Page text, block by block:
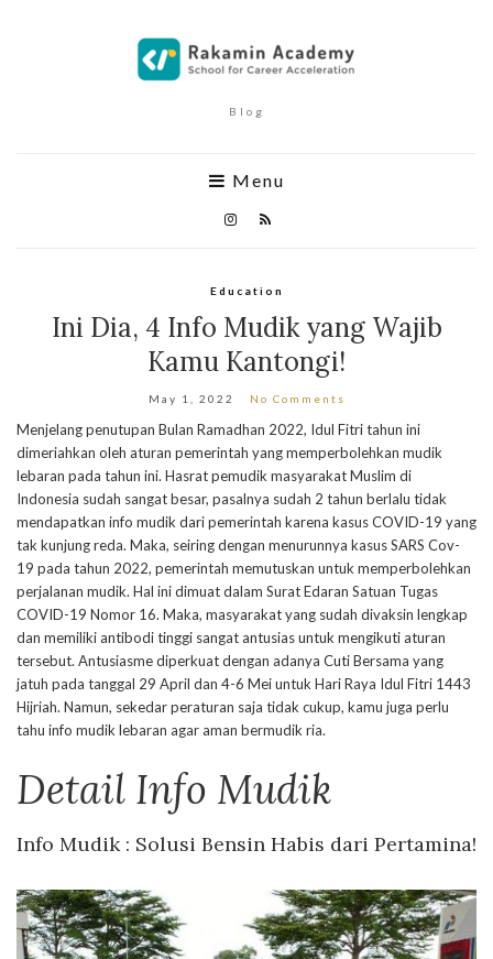
Blog
Menu
Education
Ini Dia, 4 Info Mudik yang Wajib
Kamu Kantongi!
May 1, 2022 No Comments
Menjelang penutupan Bulan Ramadhan 2022, Idul Fitri tahun ini
dimeriahkan oleh aturan pemerintah yang memperbolehkan mudik
lebaran pada tahun ini. Hasrat pemudik masyarakat Muslim di
Indonesia sudah sangat besar, pasalnya sudah 2 tahun berlalu tidak
mendapatkan info mudik dari pemerintah karena kasus COVID-19 yang
tak kunjung reda. Maka, seiring dengan menurunnya kasus SARS Cov-
19 pada tahun 2022, pemerintah memutuskan untuk memperbolehkan
perjalanan mudik. Hal ini dimuat dalam Surat Edaran Satuan Tugas
COVID-19 Nomor 16. Maka, masyarakat yang sudah divaksin lengkap
dan memiliki antibodi tinggi sangat antusias untuk mengikuti aturan
tersebut. Antusiasme diperkuat dengan adanya Cuti Bersama yang
jatuh pada tanggal 29 April dan 4-6 Mei untuk Hari Raya Idul Fitri 1443
Hijriah. Namun, sekedar peraturan saja tidak cukup, kamu juga perlu
tahu info mudik lebaran agar aman bermudik ria.
Detail Info Mudik
Info Mudik : Solusi Bensin Habis dari Pertamina!